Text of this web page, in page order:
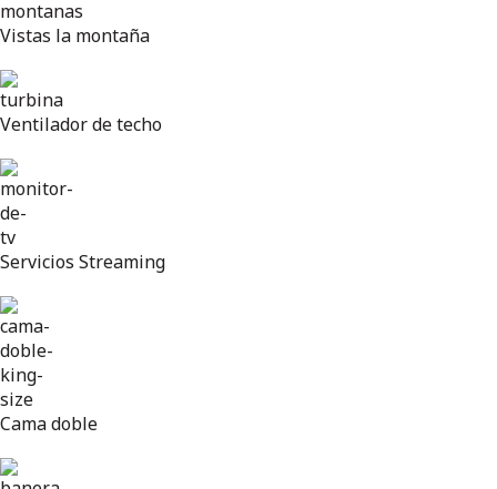
Vistas la montaña
Ventilador de techo
Servicios Streaming
Cama doble